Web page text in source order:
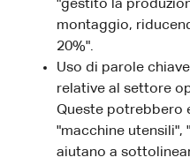
"gestito la
montaggio,
20%".
Uso di parole
relative al settore
Queste potrebbero
"macchine utensili",
aiutano a